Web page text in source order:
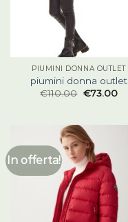
PIUMINI DONNA OUTLET
piumini donna outlet
€110.00 €73.00
In offerta!